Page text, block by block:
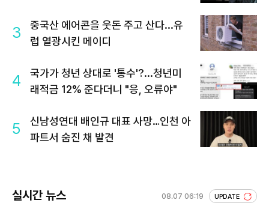
3
중국산 에어콘을 웃돈 주고 산다...유
럽 열광시킨 메이디
4
국가가 청년 상대로 '통수'?...청년미
래적금 12% 준다더니 "응, 오류야"
5
신남성연대 배인규 대표 사망…인천 아
파트서 숨진 채 발견
실시간 뉴스 08.07 06:19 UPDATE